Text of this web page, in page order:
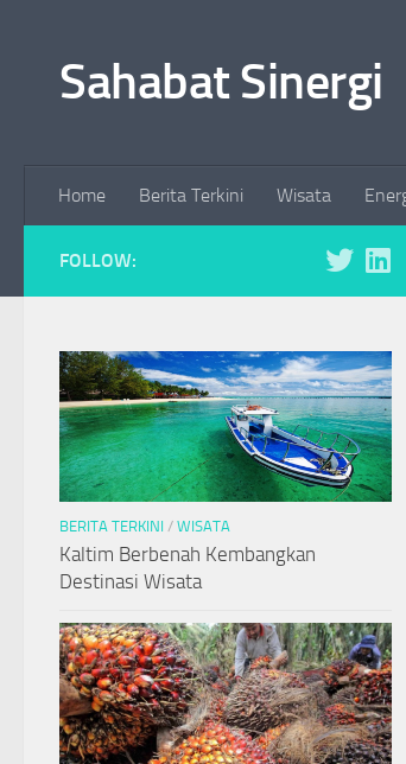
Sahabat Sinergi
Home Berita Terkini Wisata
FOLLOW:
BERITA TERKINI / WISATA
Kaltim Berbenah Kembangkan
Destinasi Wisata